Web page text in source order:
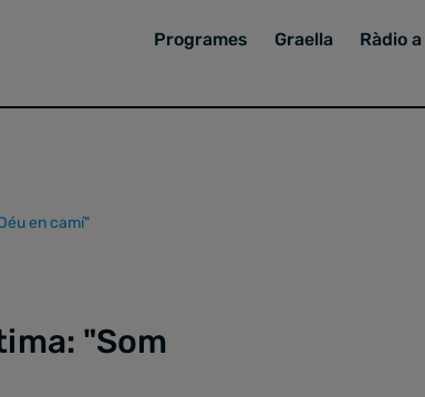
Programes Graella Ràdio
en camí"
"Som